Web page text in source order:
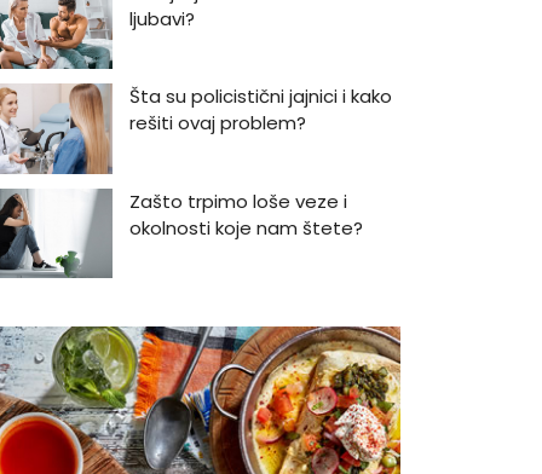
ljubavi?
Šta su policistični jajnici i kako
rešiti ovaj problem?
Zašto trpimo loše veze i
okolnosti koje nam štete?
kako prolaze godine braka?
5 načina kako da pobedite
stres